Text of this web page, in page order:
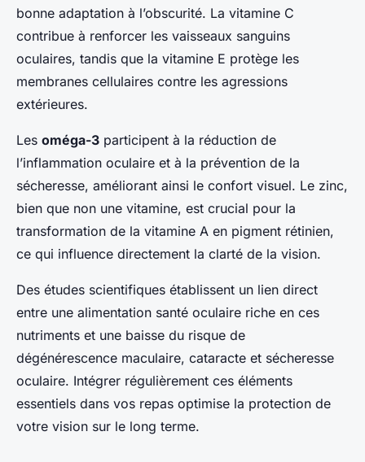
bonne adaptation à l’obscurité. La vitamine C
contribue à renforcer les vaisseaux sanguins
oculaires, tandis que la vitamine E protège les
membranes cellulaires contre les agressions
extérieures.
Les oméga-3 participent à la réduction de
l’inflammation oculaire et à la prévention de la
sécheresse, améliorant ainsi le confort visuel. Le zinc,
bien que non une vitamine, est crucial pour la
transformation de la vitamine A en pigment rétinien,
ce qui influence directement la clarté de la vision.
Des études scientifiques établissent un lien direct
entre une alimentation santé oculaire riche en ces
nutriments et une baisse du risque de
dégénérescence maculaire, cataracte et sécheresse
oculaire. Intégrer régulièrement ces éléments
essentiels dans vos repas optimise la protection de
votre vision sur le long terme.